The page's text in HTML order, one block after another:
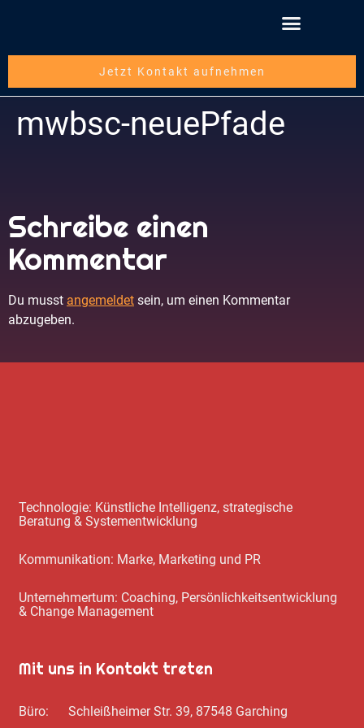
Jetzt Kontakt aufnehmen
mwbsc-neuePfade
Schreibe einen
Kommentar
Du musst angemeldet sein, um einen Kommentar
abzugeben.
Technologie: Künstliche Intelligenz, strategische
Beratung & Systementwicklung
Kommunikation: Marke, Marketing und PR
Unternehmertum: Coaching, Persönlichkeitsentwicklung
& Change Management
Mit uns in Kontakt treten
Büro: Schleißheimer Str. 39, 87548 Garching